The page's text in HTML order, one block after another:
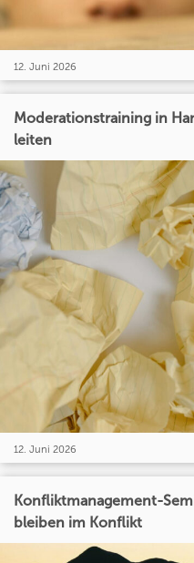
12. Juni 2026
Moderationstraining in
leiten
12. Juni 2026
Konfliktmanagement-
bleiben im Konflikt